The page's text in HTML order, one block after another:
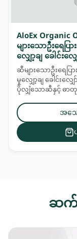
AloEx Organic
များသောဦးရေ
လျှော့ချ ခေါင်းလ
ဆီများသောဦးရေ
မှုလျှော့ချ ခေါင်းလ
ပိုလျှံသောဆီနှင့် ဓာတု
ဦးရေပြားနှင့် ဆံပ
အသ
ဆက်